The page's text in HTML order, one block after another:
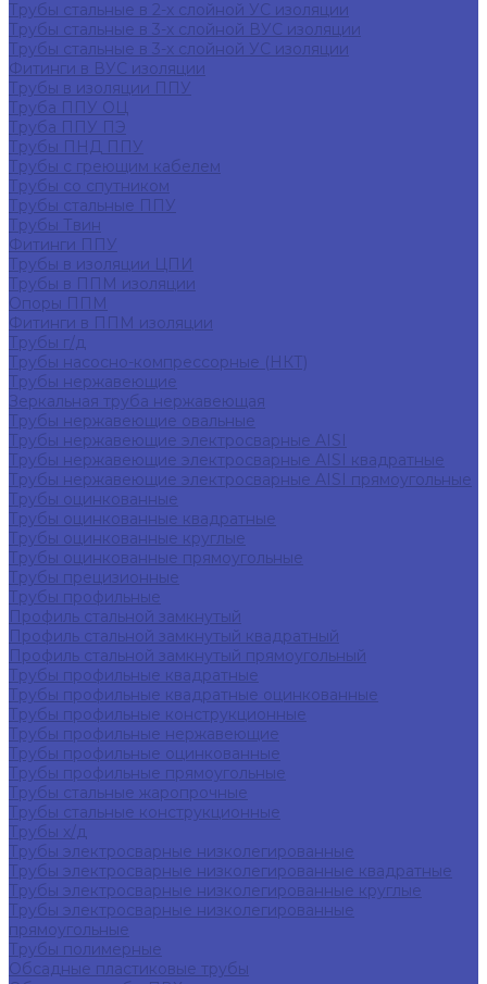
Трубы стальные в 2-х слойной УС изоляции
Трубы стальные в 3-х слойной ВУС изоляции
Трубы стальные в 3-х слойной УС изоляции
Фитинги в ВУС изоляции
Трубы в изоляции ППУ
Труба ППУ ОЦ
Труба ППУ ПЭ
Трубы ПНД ППУ
Трубы с греющим кабелем
Трубы со спутником
Трубы стальные ППУ
Трубы Твин
Фитинги ППУ
Трубы в изоляции ЦПИ
Трубы в ППМ изоляции
Опоры ППМ
Фитинги в ППМ изоляции
Трубы г/д
Трубы насосно-компрессорные (НКТ)
Трубы нержавеющие
Зеркальная труба нержавеющая
Трубы нержавеющие овальные
Трубы нержавеющие электросварные AISI
Трубы нержавеющие электросварные AISI квадратные
Трубы нержавеющие электросварные AISI прямоугольные
Трубы оцинкованные
Трубы оцинкованные квадратные
Трубы оцинкованные круглые
Трубы оцинкованные прямоугольные
Трубы прецизионные
Трубы профильные
Профиль стальной замкнутый
Профиль стальной замкнутый квадратный
Профиль стальной замкнутый прямоугольный
Трубы профильные квадратные
Трубы профильные квадратные оцинкованные
Трубы профильные конструкционные
Трубы профильные нержавеющие
Трубы профильные оцинкованные
Трубы профильные прямоугольные
Трубы стальные жаропрочные
Трубы стальные конструкционные
Трубы х/д
Трубы электросварные низколегированные
Трубы электросварные низколегированные квадратные
Трубы электросварные низколегированные круглые
Трубы электросварные низколегированные
прямоугольные
Трубы полимерные
Обсадные пластиковые трубы